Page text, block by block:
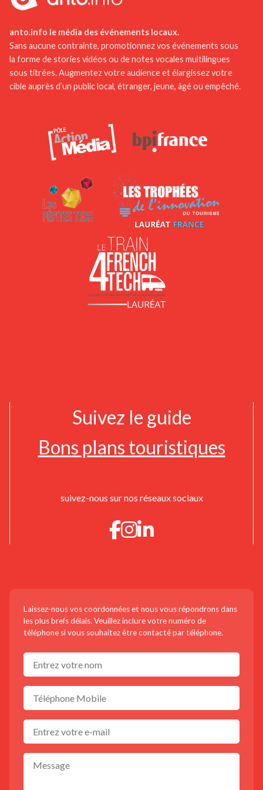
anto.info le média des événements locaux.
Sans aucune contrainte, promotionnez vos événements sous
la forme de stories vidéos ou de notes vocales multilingues
sous titrées. Augmentez votre audience et élargissez votre
cible auprès d’un public local, étranger, jeune, âgé ou empêché.
Suivez le guide
Bons plans touristiques
suivez-nous sur nos réseaux sociaux
Laissez-nous vos coordonnées et nous vous répondrons dans
les plus brefs délais. Veuillez inclure votre numéro de
téléphone si vous souhaitez être contacté par téléphone.